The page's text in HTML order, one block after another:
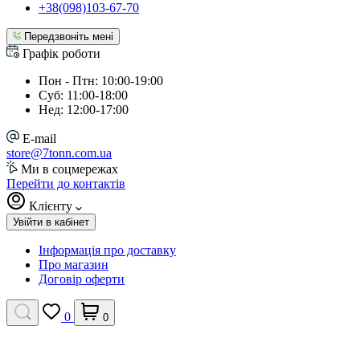
+38(098)103-67-70
Передзвоніть мені
Графік роботи
Пон - Птн: 10:00-19:00
Суб: 11:00-18:00
Нед: 12:00-17:00
E-mail
store@7tonn.com.ua
Ми в соцмережах
Перейти до контактів
Клієнту
Увійти в кабінет
Інформація про доставку
Про магазин
Договір оферти
0 0